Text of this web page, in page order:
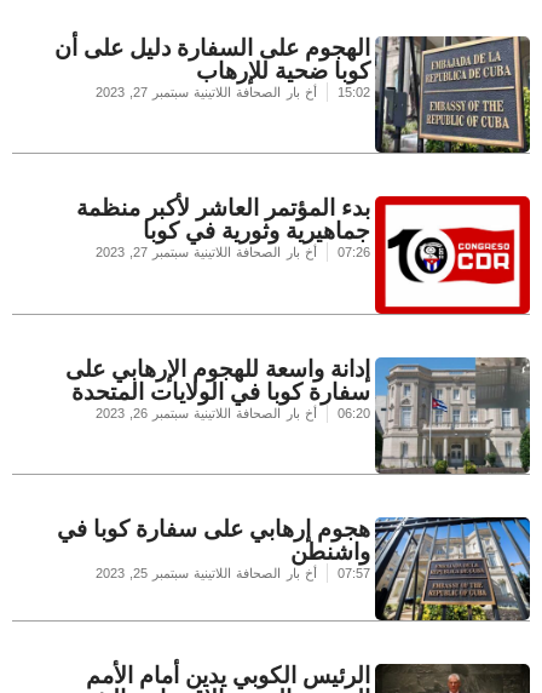
الهجوم على السفارة دليل على أن
كوبا ضحية للإرهاب
15:02 أخ بار الصحافة اللاتينية سبتمبر 27, 2023
بدء المؤتمر العاشر لأكبر منظمة
جماهيرية وثورية في كوبا
07:26 أخ بار الصحافة اللاتينية سبتمبر 27, 2023
إدانة واسعة للهجوم الإرهابي على
سفارة كوبا في الولايات المتحدة
06:20 أخ بار الصحافة اللاتينية سبتمبر 26, 2023
هجوم إرهابي على سفارة كوبا في
واشنطن
07:57 أخ بار الصحافة اللاتينية سبتمبر 25, 2023
الرئيس الكوبي يدين أمام الأمم